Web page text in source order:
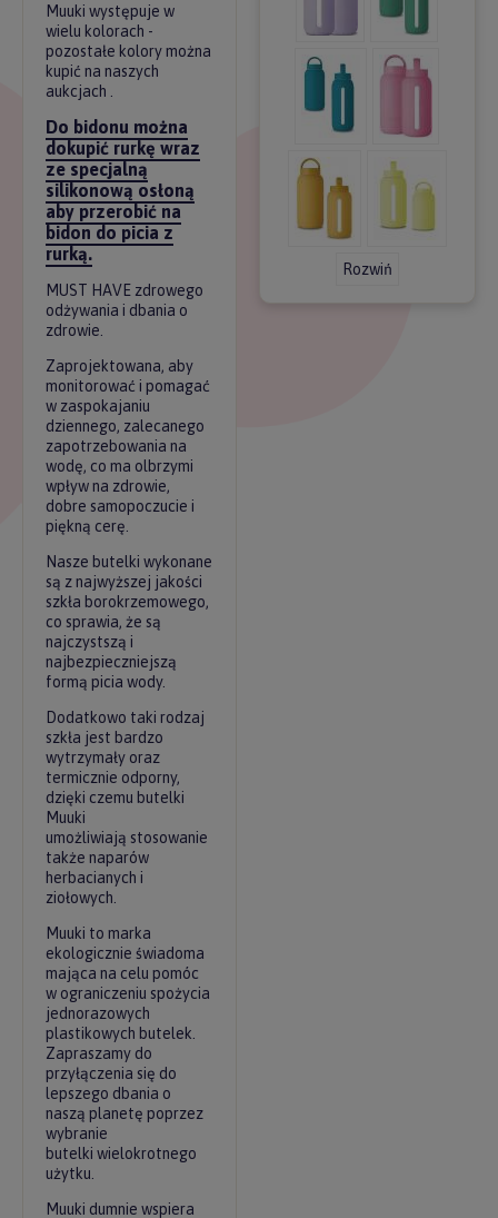
Muuki występuje w
wielu kolorach -
pozostałe kolory można
kupić na naszych
aukcjach .
Do bidonu można
dokupić rurkę wraz
ze specjalną
silikonową osłoną
aby przerobić na
bidon do picia z
rurką.
MUST HAVE zdrowego
odżywania i dbania o
zdrowie.
Zaprojektowana, aby
monitorować i pomagać
w zaspokajaniu
dziennego, zalecanego
zapotrzebowania na
wodę, co ma olbrzymi
wpływ na zdrowie,
dobre samopoczucie i
piękną cerę.
Nasze butelki wykonane
są z najwyższej jakości
szkła borokrzemowego,
co sprawia, że są
najczystszą i
najbezpieczniejszą
formą picia wody.
Dodatkowo taki rodzaj
szkła jest bardzo
wytrzymały oraz
termicznie odporny,
dzięki czemu butelki
Muuki
umożliwiają stosowanie
także naparów
herbacianych i
ziołowych.
Muuki to marka
ekologicznie świadoma
mająca na celu pomóc
w ograniczeniu spożycia
jednorazowych
plastikowych butelek.
Zapraszamy do
przyłączenia się do
lepszego dbania o
naszą planetę poprzez
wybranie
butelki wielokrotnego
użytku.
Muuki dumnie wspiera
Rozwiń